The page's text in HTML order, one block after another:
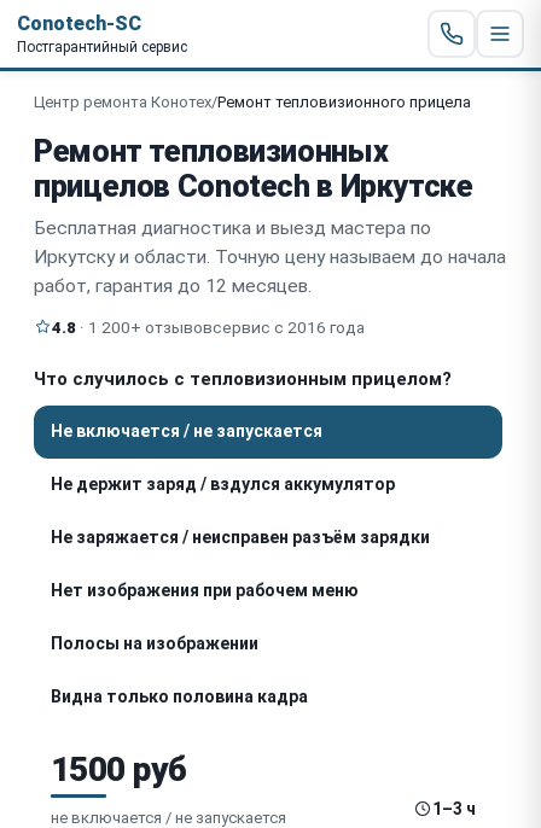
Conotech-SC
Постгарантийный сервис
Центр ремонта Конотех/Ремонт тепловизионного прицела
Ремонт тепловизионных
прицелов Conotech в Иркутске
Бесплатная диагностика и выезд мастера по
Иркутску и области. Точную цену называем до начала
работ, гарантия до 12 месяцев.
4.8 · 1 200+ отзывовсервис с 2016 года
Что случилось с тепловизионным прицелом?
Не включается / не запускается
Не держит заряд / вздулся аккумулятор
Не заряжается / неисправен разъём зарядки
Нет изображения при рабочем меню
Полосы на изображении
Видна только половина кадра
Шум и потеря чёткости изображения
1500 руб
не включается / не запускается 1–3 ч